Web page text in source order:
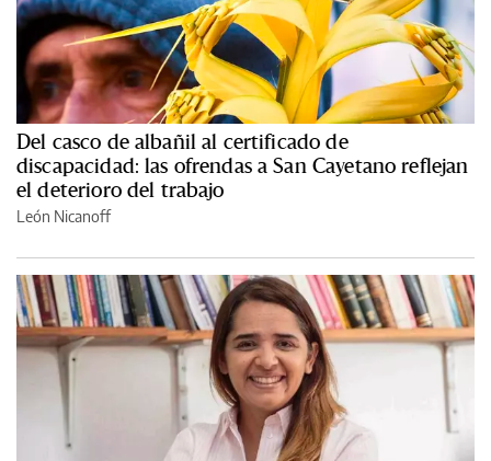
Del casco de albañil al certificado de
discapacidad: las ofrendas a San Cayetano reflejan
el deterioro del trabajo
León Nicanoff